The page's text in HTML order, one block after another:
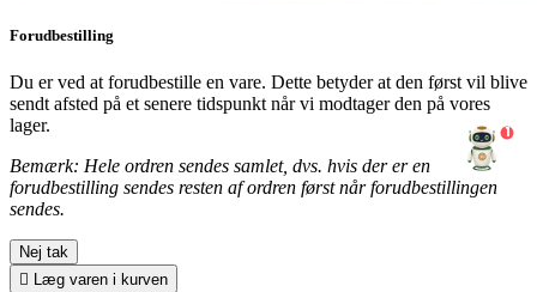
Forudbestilling
Du er ved at forudbestille en vare. Dette betyder at den først vil blive
sendt afsted på et senere tidspunkt når vi modtager den på vores
lager.
Bemærk: Hele ordren sendes samlet, dvs. hvis der er en
forudbestilling sendes resten af ordren først når forudbestillingen
sendes.
Nej tak

Læg varen i kurven
1